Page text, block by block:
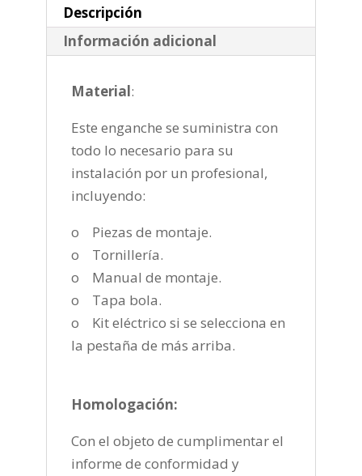
2022
cantidad
Descripción
Información adicional
Material:
Este enganche se suministra con
todo lo necesario para su
instalación por un profesional,
incluyendo:
o Piezas de montaje.
o Tornillería.
o Manual de montaje.
o Tapa bola.
o Kit eléctrico si se selecciona en
la pestaña de más arriba.
Homologación:
Con el objeto de cumplimentar el
informe de conformidad y